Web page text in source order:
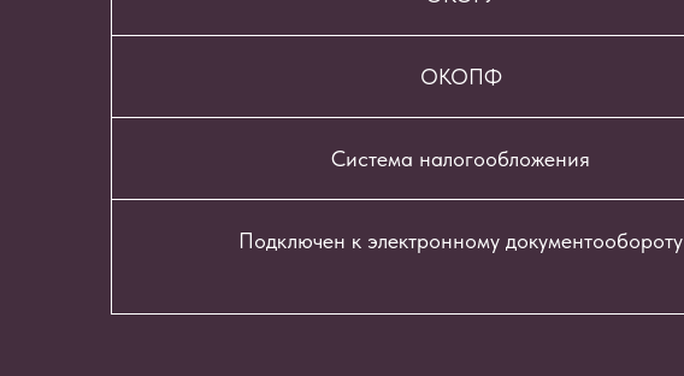
ОКОПФ
Система налогообложения
Подключен к электронному документообороту